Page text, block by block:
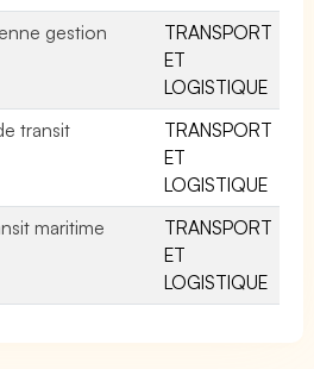
gestion
TRANSPORT
ET
LOGISTIQUE
transit
TRANSPORT
ET
LOGISTIQUE
maritime
TRANSPORT
ET
LOGISTIQUE